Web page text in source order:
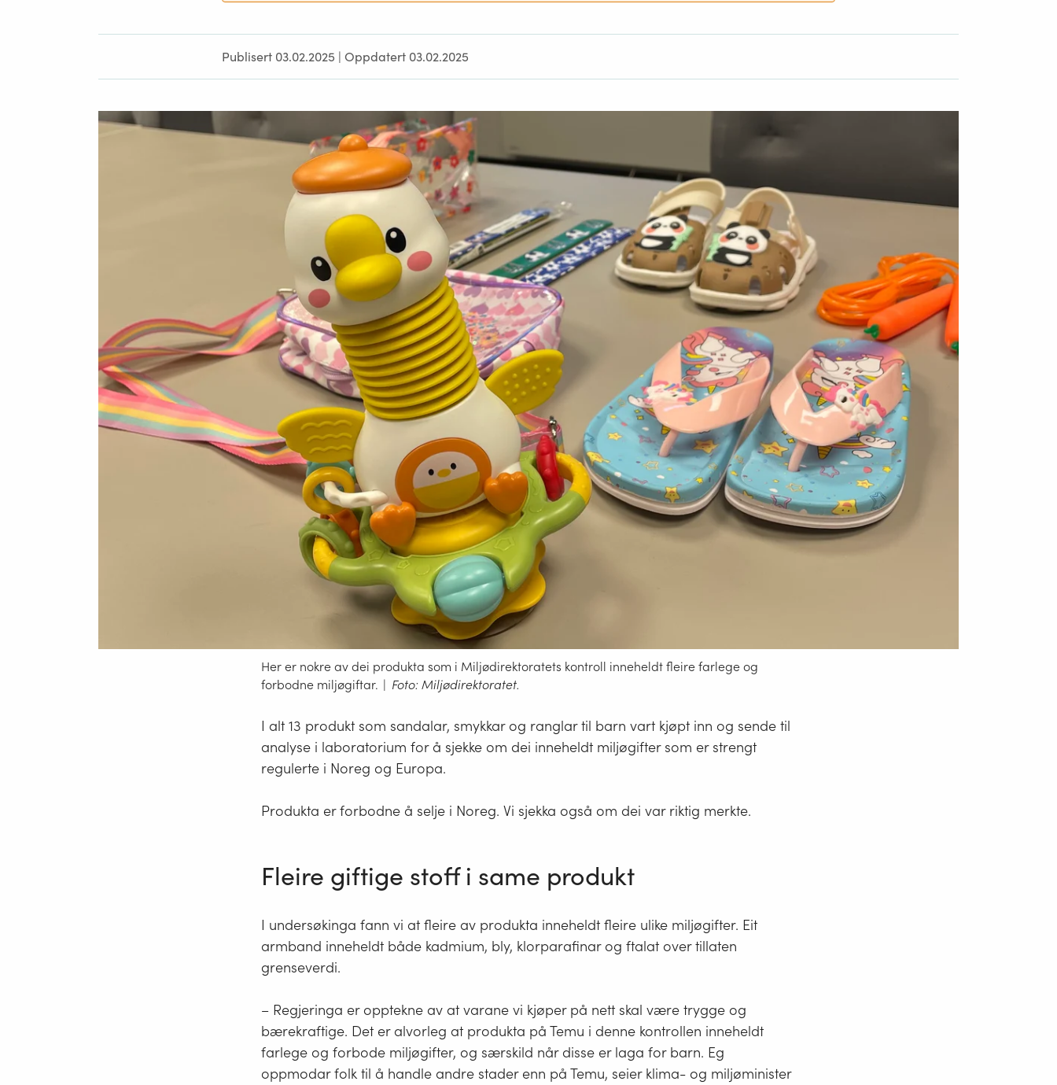
Publisert 03.02.2025 | Oppdatert 03.02.2025
Her er nokre av dei produkta som i Miljødirektoratets kontroll inneheldt fleire farlege og
forbodne miljøgiftar. | Foto: Miljødirektoratet.
I alt 13 produkt som sandalar, smykkar og ranglar til barn vart kjøpt inn og sende til
analyse i laboratorium for å sjekke om dei inneheldt miljøgifter som er strengt
regulerte i Noreg og Europa.
Produkta er forbodne å selje i Noreg. Vi sjekka også om dei var riktig merkte.
Fleire giftige stoff i same produkt
I undersøkinga fann vi at fleire av produkta inneheldt fleire ulike miljøgifter. Eit
armband inneheldt både kadmium, bly, klorparafinar og ftalat over tillaten
grenseverdi.
– Regjeringa er opptekne av at varane vi kjøper på nett skal være trygge og
bærekraftige. Det er alvorleg at produkta på Temu i denne kontrollen inneheldt
farlege og forbode miljøgifter, og særskild når disse er laga for barn. Eg
oppmodar folk til å handle andre stader enn på Temu, seier klima- og miljøminister